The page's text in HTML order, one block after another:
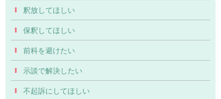
釈放してほしい
保釈してほしい
前科を避けたい
示談で解決したい
不起訴にしてほしい